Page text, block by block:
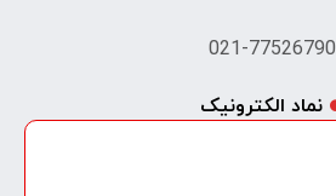
021-77526790
نماد الکترونیک